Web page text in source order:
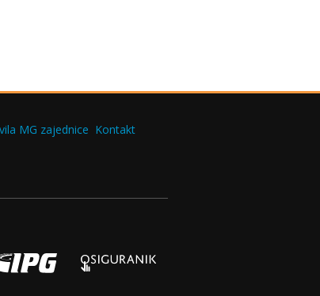
MG zajednice Kontakt